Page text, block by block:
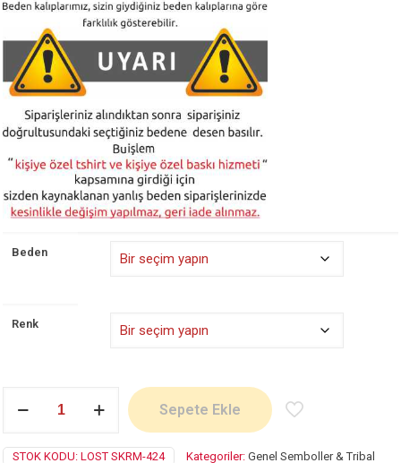
Beden
Renk
adet
Sepete Ekle
STOK KODU: LOST SKRM-424 Kategoriler: Genel Semboller & Tribal